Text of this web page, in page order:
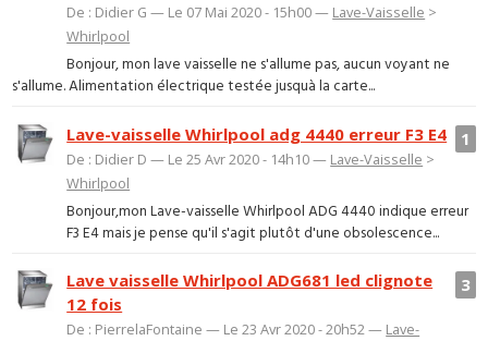
De : Didier G — Le 07 Mai 2020 - 15h00 — Lave-Vaisselle >
Whirlpool
Bonjour, mon lave vaisselle ne s'allume pas, aucun voyant ne
s'allume. Alimentation électrique testée jusquà la carte...
1
Lave-vaisselle Whirlpool adg 4440 erreur F3 E4
De : Didier D — Le 25 Avr 2020 - 14h10 — Lave-Vaisselle >
Whirlpool
Bonjour,mon Lave-vaisselle Whirlpool ADG 4440 indique erreur
F3 E4 mais je pense qu'il s'agit plutôt d'une obsolescence...
3
Lave vaisselle Whirlpool ADG681 led clignote
12 fois
De : PierrelaFontaine — Le 23 Avr 2020 - 20h52 — Lave-